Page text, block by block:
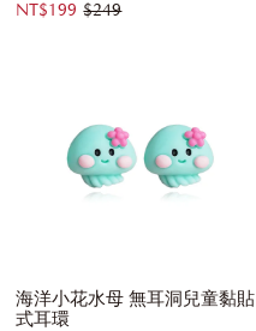
NT$199 $249
海洋小花水母 無耳洞兒童黏貼
式耳環